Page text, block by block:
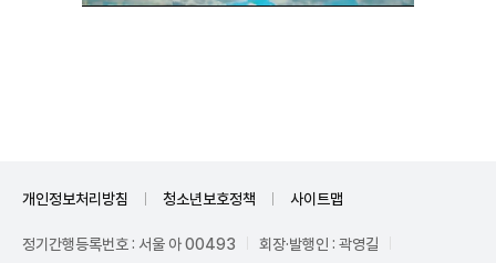
개인정보처리방침 청소년보호정책 사이트맵
정기간행등록번호 : 서울 아 00493
회장·발행인 : 곽영길